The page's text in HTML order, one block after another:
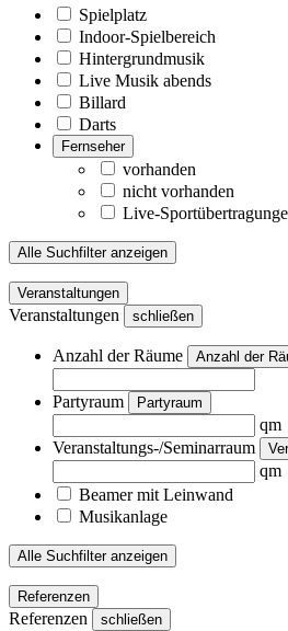
Spielplatz
Indoor-Spielbereich
Hintergrundmusik
Live Musik abends
Billard
Darts
Fernseher
vorhanden
nicht vorhanden
Live-
Alle Suchfilter anzeigen
Veranstaltungen
Veranstaltungen schließen
Anzahl der Räume Anzahl der
Partyraum Partyraum
qm
Veranstaltungs-/Seminarraum
qm
Beamer mit Leinwand
Musikanlage
Alle Suchfilter anzeigen
Referenzen
Referenzen schließen